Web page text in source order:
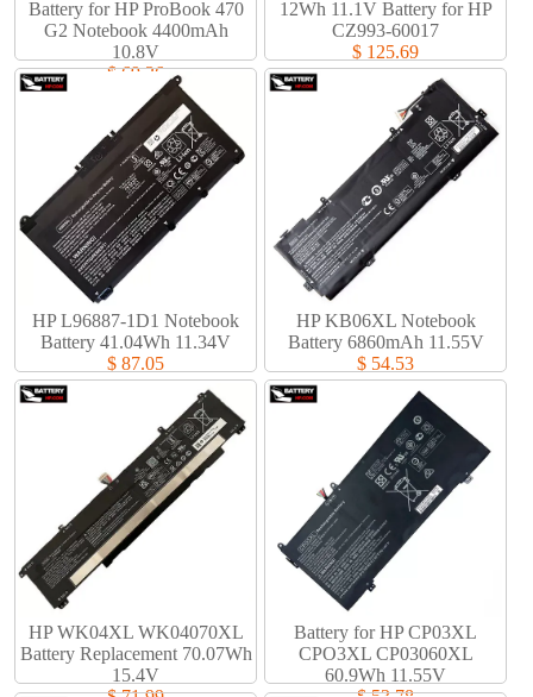
Battery for HP ProBook 470
G2 Notebook 4400mAh
10.8V
$ 69.36
12Wh 11.1V Battery for HP
CZ993-60017
$ 125.69
HP L96887-1D1 Notebook
Battery 41.04Wh 11.34V
$ 87.05
HP KB06XL Notebook
Battery 6860mAh 11.55V
$ 54.53
HP WK04XL WK04070XL
Battery Replacement 70.07Wh
15.4V
Battery for HP CP03XL
CPO3XL CP03060XL
60.9Wh 11.55V